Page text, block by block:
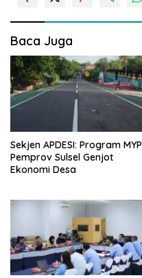
a
s
i
p
o
s
Baca Juga
Sekjen APDESI: Program MYP
Pemprov Sulsel Genjot
Ekonomi Desa